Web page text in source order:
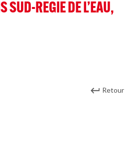
SUD-REGIE DE L’EAU,
Retour